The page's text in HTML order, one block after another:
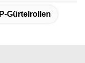
Gürtelrollen